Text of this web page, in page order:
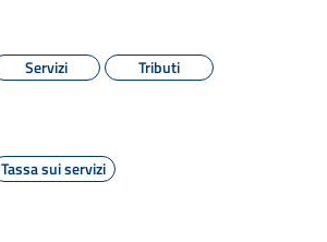
Servizi Tributi
Tassa sui servizi